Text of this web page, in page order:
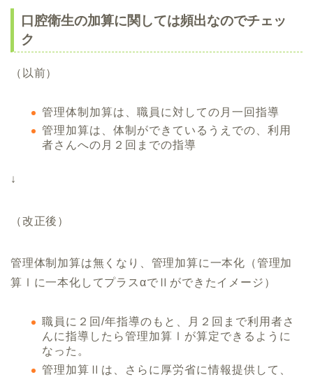
口腔衛生の加算に関しては頻出なのでチェッ
ク
（以前）
管理体制加算は、職員に対しての月一回指導
管理加算は、体制ができているうえでの、利用
者さんへの月２回までの指導
↓
（改正後）
管理体制加算は無くなり、管理加算に一本化（管理加
算Ⅰに一本化してプラスαでⅡができたイメージ）
職員に２回/年指導のもと、月２回まで利用者さ
んに指導したら管理加算Ⅰが算定できるように
なった。
管理加算Ⅱは、さらに厚労省に情報提供して、